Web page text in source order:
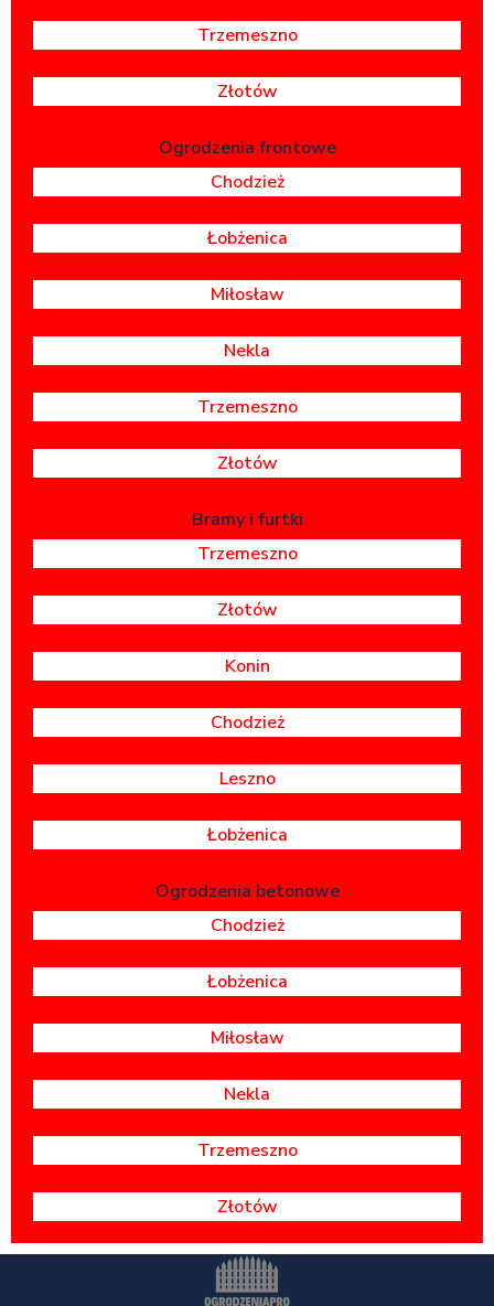
Trzemeszno
Złotów
Ogrodzenia frontowe
Chodzież
Łobżenica
Miłosław
Nekla
Trzemeszno
Złotów
Bramy i furtki
Trzemeszno
Złotów
Konin
Chodzież
Leszno
Łobżenica
Ogrodzenia betonowe
Chodzież
Łobżenica
Miłosław
Nekla
Trzemeszno
Złotów